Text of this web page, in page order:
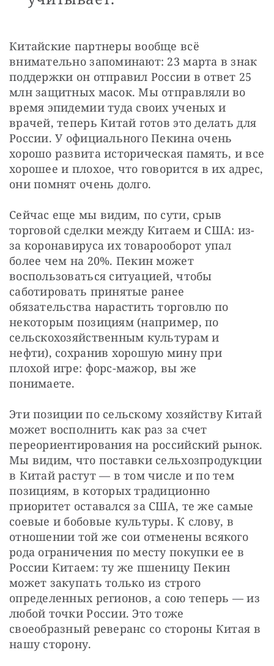
Китайские партнеры вообще всё
внимательно запоминают: 23 марта в знак
поддержки он отправил России в ответ 25
млн защитных масок. Мы отправляли во
время эпидемии туда своих ученых и
врачей, теперь Китай готов это делать для
России. У официального Пекина очень
хорошо развита историческая память, и все
хорошее и плохое, что говорится в их адрес,
они помнят очень долго.
Сейчас еще мы видим, по сути, срыв
торговой сделки между Китаем и США: из-
за коронавируса их товарооборот упал
более чем на 20%. Пекин может
воспользоваться ситуацией, чтобы
саботировать принятые ранее
обязательства нарастить торговлю по
некоторым позициям (например, по
сельскохозяйственным культурам и
нефти), сохранив хорошую мину при
плохой игре: форс-мажор, вы же
понимаете.
Эти позиции по сельскому хозяйству Китай
может восполнить как раз за счет
переориентирования на российский рынок.
Мы видим, что поставки сельхозпродукции
в Китай растут — в том числе и по тем
позициям, в которых традиционно
приоритет оставался за США, те же самые
соевые и бобовые культуры. К слову, в
отношении той же сои отменены всякого
рода ограничения по месту покупки ее в
России Китаем: ту же пшеницу Пекин
может закупать только из строго
определенных регионов, а сою теперь — из
любой точки России. Это тоже
своеобразный реверанс со стороны Китая в
нашу сторону.